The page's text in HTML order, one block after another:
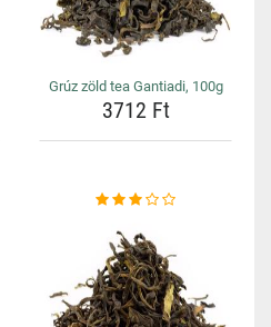
Grúz zöld tea Gantiadi, 100g
3712 Ft